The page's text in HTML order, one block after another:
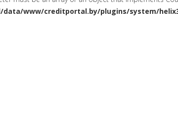
www/creditportal.by/plugins/system/